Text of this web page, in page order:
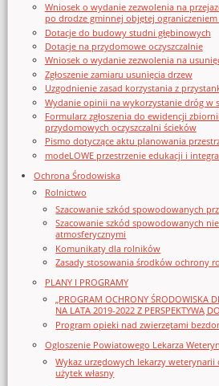
Wniosek o wydanie zezwolenia na
po drodze gminnej objętej
Dotacje do budowy studni głębinowych
Dotacje na przydomowe oczyszczalnie
Wniosek o wydanie zezwolenia na
Zgłoszenie zamiaru usunięcia drzew
Uzgodnienie zasad korzystania z
Wydanie opinii na wykorzystanie dróg w
Formularz zgłoszenia do ewidencji
przydomowych oczyszczalni ścieków
Pismo dotyczące aktu planowania
modeLOWE przestrzenie edukacji i
Ochrona Środowiska
Rolnictwo
Szacowanie szkód spowodowanych
Szacowanie szkód spowodowanych
atmosferycznymi
Komunikaty dla rolników
Zasady stosowania środków ochrony
PLANY I PROGRAMY
„PROGRAM OCHRONY ŚRODOWISKA
NA LATA 2019-2022 Z PERSPEKTYWĄ
Program opieki nad zwierzętami
Ogloszenie Powiatowego Lekarza
Wykaz urzędowych lekarzy
użytek własny